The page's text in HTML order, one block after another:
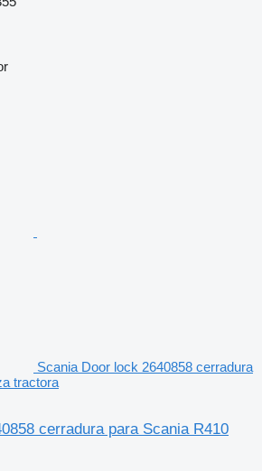
Scania Door lock 2640858 cerradura
tractora
cerradura para Scania R410